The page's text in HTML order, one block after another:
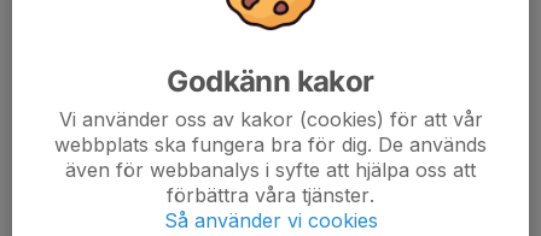
Godkänn kakor
Vi använder oss av kakor (cookies) för att vår
webbplats ska fungera bra för dig. De används
även för webbanalys i syfte att hjälpa oss att
förbättra våra tjänster.
Så använder vi cookies